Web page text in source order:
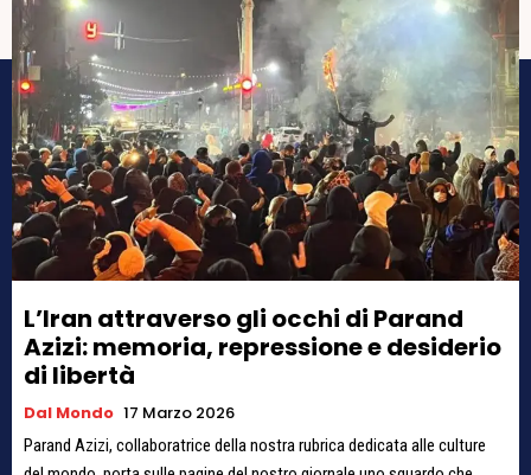
L’Iran attraverso gli occhi di Parand
Azizi: memoria, repressione e desiderio
di libertà
Dal Mondo 17 Marzo 2026
Parand Azizi, collaboratrice della nostra rubrica dedicata alle culture